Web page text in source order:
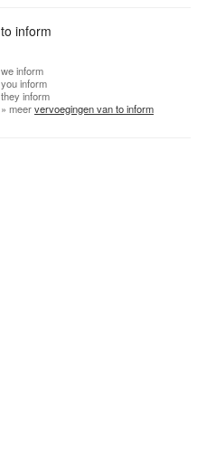
to inform
weinform
youinform
they inform
» meervervoegingen van to inform